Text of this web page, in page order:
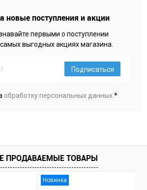
новые поступления и акции
первыми о поступлении
выгодных акциях магазина.
Подписаться
обработку персональных данных.*
ПРОДАВАЕМЫЕ ТОВАРЫ
Новинка